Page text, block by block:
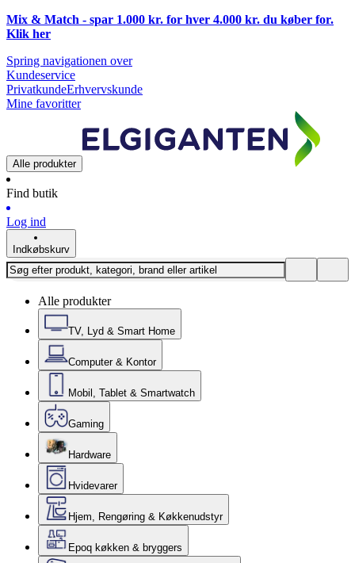
Mix & Match - spar 1.000 kr. for hver 4.000 kr. du køber for.
Klik her
Spring navigationen over
Kundeservice
PrivatkundeErhvervskunde
Mine favoritter
Alle produkter
Find butik
Log ind
Indkøbskurv
Alle produkter
TV, Lyd & Smart Home
Computer & Kontor
Mobil, Tablet & Smartwatch
Gaming
Hardware
Hvidevarer
Hjem, Rengøring & Køkkenudstyr
Epoq køkken & bryggers